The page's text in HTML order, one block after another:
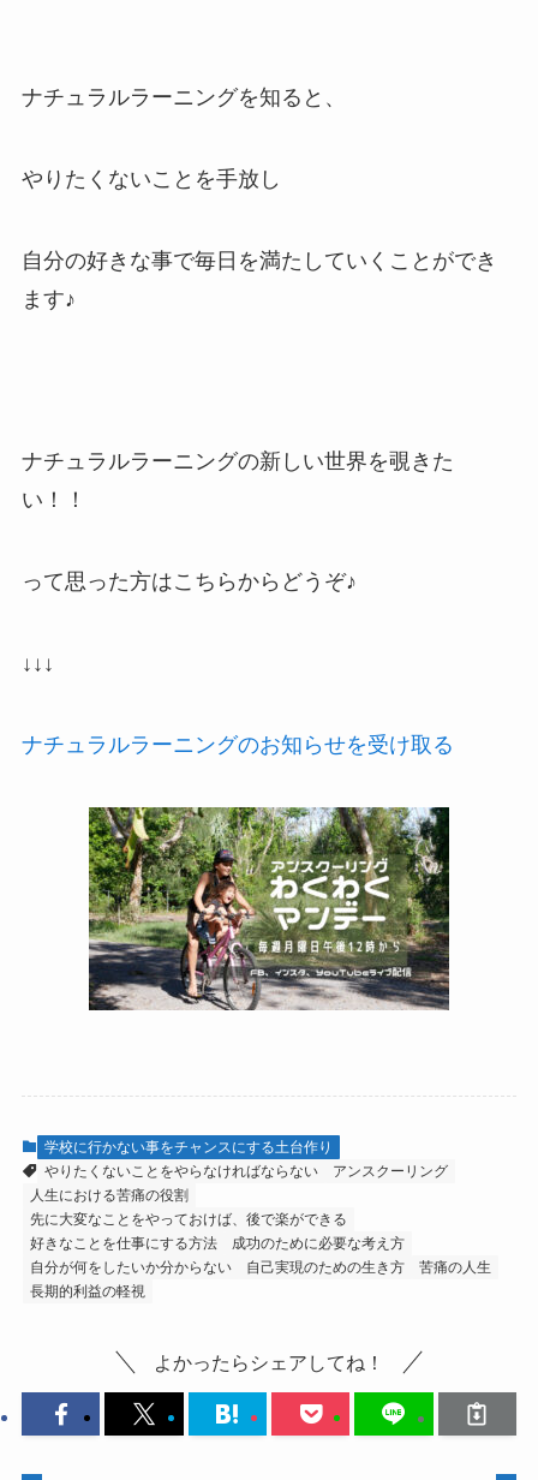
ナチュラルラーニングを知ると、
やりたくないことを手放し
自分の好きな事で毎日を満たしていくことができ
ます♪
ナチュラルラーニングの新しい世界を覗きた
い！！
って思った方はこちらからどうぞ♪
↓↓↓
ナチュラルラーニングのお知らせを受け取る
学校に行かない事をチャンスにする土台作り
やりたくないことをやらなければならない
アンスクーリング
人生における苦痛の役割
先に大変なことをやっておけば、後で楽ができる
好きなことを仕事にする方法
成功のために必要な考え方
自分が何をしたいか分からない
自己実現のための生き方
苦痛の人生
長期的利益の軽視
よかったらシェアしてね！